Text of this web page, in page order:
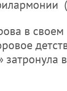
в